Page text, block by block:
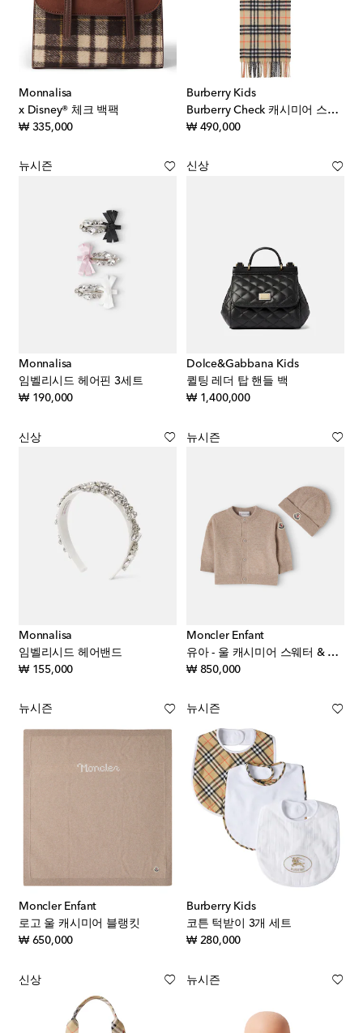
Monnalisa
x Disney® 체크 백팩
₩ 335,000original price
Burberry Kids
Burberry Check 캐시미어 스카프
₩ 490,000original price
뉴시즌
Monnalisa
임벨리시드 헤어핀 3세트
₩ 190,000original price
신상
Dolce&Gabbana Kids
퀼팅 레더 탑 핸들 백
₩ 1,400,000original price
신상
Monnalisa
임벨리시드 헤어밴드
₩ 155,000original price
뉴시즌
Moncler Enfant
유아 - 울 캐시미어 스웨터 & 비니 세트
₩ 850,000original price
뉴시즌
Moncler Enfant
로고 울 캐시미어 블랭킷
₩ 650,000original price
뉴시즌
Burberry Kids
코튼 턱받이 3개 세트
₩ 280,000original price
신상 뉴시즌